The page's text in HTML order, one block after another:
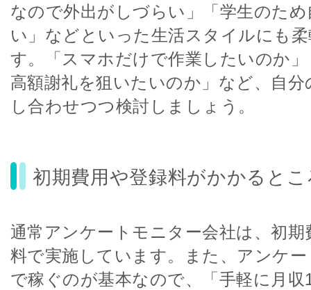
なので外出がしづらい」「学生のた
い」などといった生活スタイルにも
す。「スマホだけで作業したいのか
高額謝礼を狙いたいのか」など、自
し合わせつつ検討しましょう。
初期費用や登録料がかかると
通常アンケートモニター会社は、初期
料で実施しています。また、アンケ
で稼ぐのが基本なので、「手軽に月収